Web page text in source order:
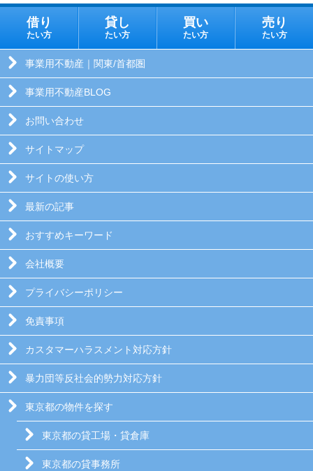
借り
たい方
貸し
たい方
買い
たい方
売り
たい方
事業用不動産｜関東/首都圏
事業用不動産BLOG
お問い合わせ
サイトマップ
サイトの使い方
最新の記事
おすすめキーワード
会社概要
プライバシーポリシー
免責事項
カスタマーハラスメント対応方針
暴力団等反社会的勢力対応方針
東京都の物件を探す
東京都の貸工場・貸倉庫
東京都の貸事務所